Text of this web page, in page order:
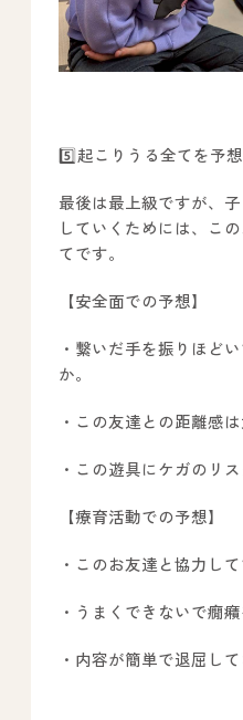
5️⃣起こりうる全てを予
最後は最上級ですが、
していくためには、こ
てです。
【安全面での予想】
・繋いだ手を振りほど
か。
・この友達との距離感は
・この遊具にケガのリス
【療育活動での予想】
・このお友達と協力して
・うまくできないで癇
・内容が簡単で退屈して